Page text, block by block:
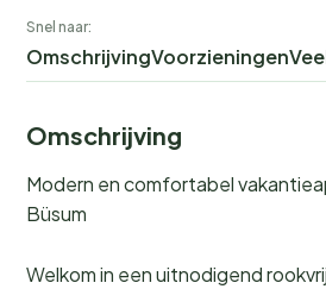
Snel naar:
OmschrijvingVoorzieningen
Omschrijving
Modern en comfortabel
Büsum
Welkom in een uitnodigend